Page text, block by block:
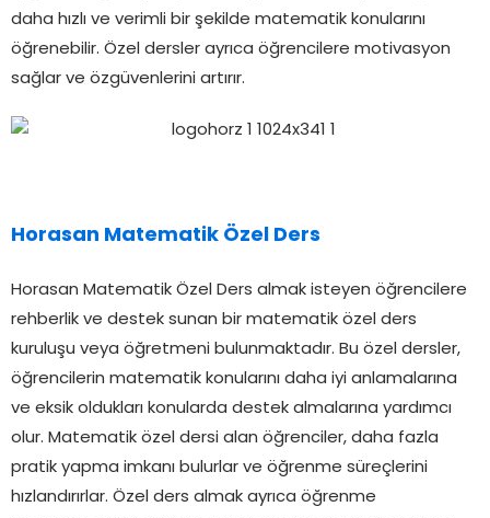
daha hızlı ve verimli bir şekilde matematik konularını
öğrenebilir. Özel dersler ayrıca öğrencilere motivasyon
sağlar ve özgüvenlerini artırır.
Horasan Matematik Özel Ders
Horasan Matematik Özel Ders almak isteyen öğrencilere
rehberlik ve destek sunan bir matematik özel ders
kuruluşu veya öğretmeni bulunmaktadır. Bu özel dersler,
öğrencilerin matematik konularını daha iyi anlamalarına
ve eksik oldukları konularda destek almalarına yardımcı
olur. Matematik özel dersi alan öğrenciler, daha fazla
pratik yapma imkanı bulurlar ve öğrenme süreçlerini
hızlandırırlar. Özel ders almak ayrıca öğrenme